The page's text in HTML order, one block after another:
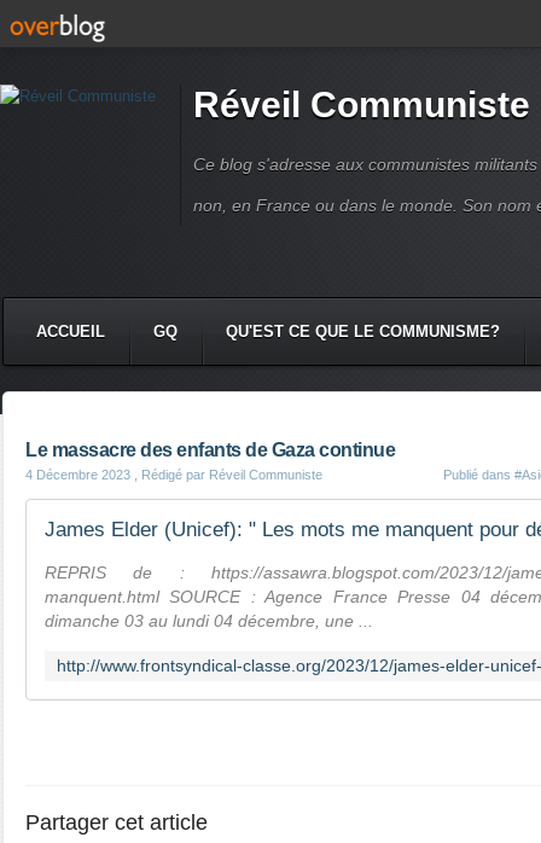
Réveil Communiste
Ce blog s'adresse aux communistes
non, en France ou dans le monde. Son nom
ACCUEIL GQ QU'EST CE QUE LE COMMUNISME?
Le massacre des enfants de Gaza continue
4 Décembre 2023 , Rédigé par Réveil Communiste Publié dans
REPRIS de : https://assawra.blogspot.com/2023/12/
manquent.html SOURCE : Agence France Presse 04
dimanche 03 au lundi 04 décembre, une ...
Partager cet article